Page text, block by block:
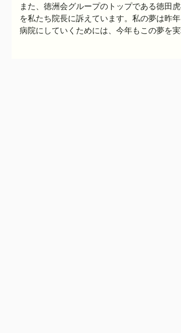
また、徳洲会グループのトップである徳田
を私たち院長に訴えています。私の夢は昨
病院にしていくためには、今年もこの夢を